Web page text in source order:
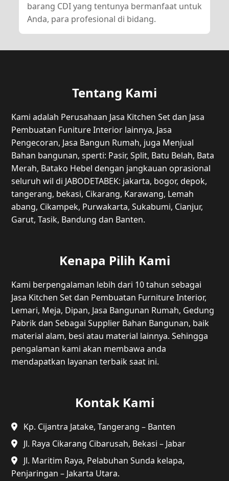
barang CDI yang tentunya bermanfaat untuk
Anda, para profesional di bidang.
Tentang Kami
Kami adalah Perusahaan Jasa Kitchen Set dan Jasa
Pembuatan Funiture Interior lainnya, Jasa
Pengecoran, Jasa Bangun Rumah, juga Menjual
Bahan bangunan, sperti: Pasir, Split, Batu Belah, Bata
Merah, Batako Hebel dengan jangkauan oprasional
seluruh wil di JABODETABEK: jakarta, bogor, depok,
tangerang, bekasi, Cikarang, Karawang, Lemah
abang, Cikampek, Purwakarta, Sukabumi, Cianjur,
Garut, Tasik, Bandung dan Banten.
Kenapa Pilih Kami
Kami berpengalaman lebih dari 10 tahun sebagai
Jasa Kitchen Set dan Pembuatan Furniture Interior,
Lemari, Meja, Dipan, Jasa Bangunan Rumah, Gedung
Pabrik dan Sebagai Supplier Bahan Bangunan, baik
material alam, besi atau material lainnya. Sehingga
pengalaman kami akan membawa anda
mendapatkan layanan terbaik saat ini.
Kontak Kami
Kp. Cijantra Jatake, Tangerang – Banten
Jl. Raya Cikarang Cibarusah, Bekasi – Jabar
Jl. Maritim Raya, Pelabuhan Sunda kelapa,
Penjaringan – Jakarta Utara.